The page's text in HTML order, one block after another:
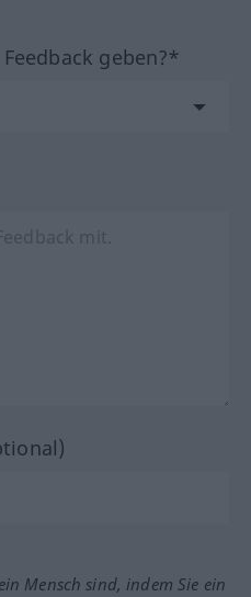
geben?*
Mensch sind, indem Sie ein